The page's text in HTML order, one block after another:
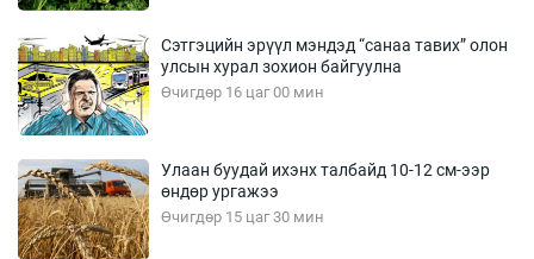
Сэтгэцийн эрүүл мэндэд “санаа тавих” олон
улсын хурал зохион байгуулна
Өчигдөр 16 цаг 00 мин
Улаан буудай ихэнх талбайд 10-12 см-ээр
өндөр ургажээ
Өчигдөр 15 цаг 30 мин